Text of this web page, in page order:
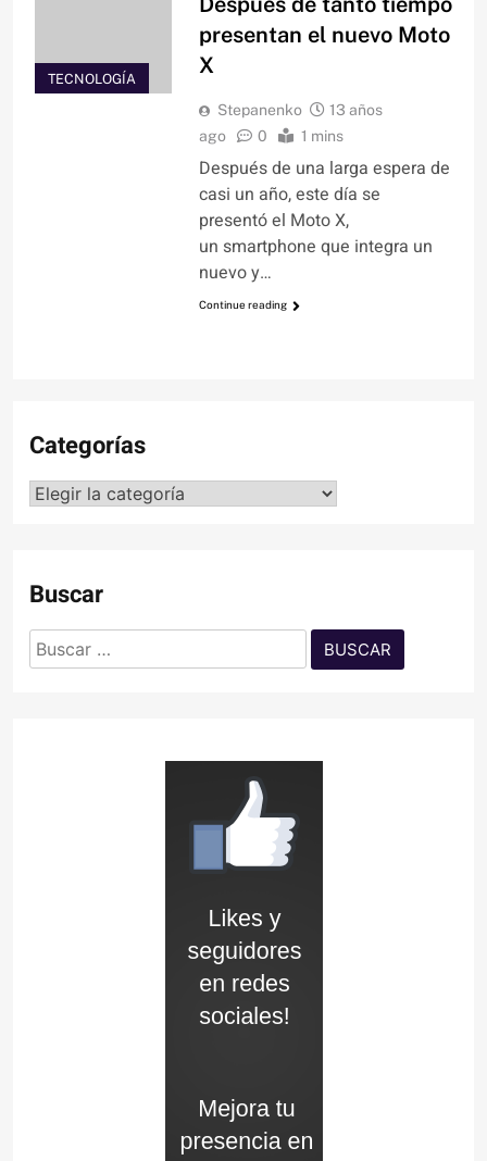
TECNOLOGÍA
presentan el nuevo Moto
X
Stepanenko
13 años
ago
0 1 mins
Después de una larga espera de
casi un año, este día se
presentó el Moto X,
un smartphone que integra un
nuevo y…
Continue reading
Categorías
Categorías
Buscar
Buscar: